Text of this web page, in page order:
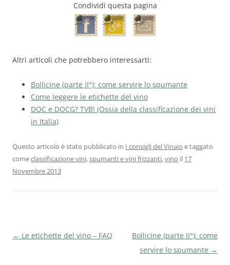
Condividi questa pagina
Altri articoli che potrebbero interessarti:
Bollicine (parte II°): come servire lo spumante
Come leggere le etichette del vino
DOC e DOCG? TVB! (Ossia della classificazione dei vini
in Italia)
Questo articolo è stato pubblicato in I consigli del Vinaio e taggato
comeclassificazione vini,spumanti e vini frizzanti,vino il 17
Novembre 2013
Navigazione
← Le etichette del vino – FAQ
Bollicine (parte II°): come
servire lo spumante →